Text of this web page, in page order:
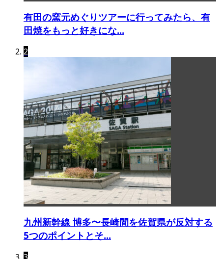
有田の窯元めぐりツアーに行ってみたら、有
田焼をもっと好きにな...
2
九州新幹線 博多〜長崎間を佐賀県が反対する
5つのポイントとそ...